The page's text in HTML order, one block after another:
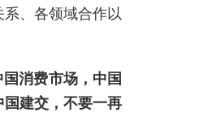
、各领域合作以
消费市场，中国
建交，不要一再